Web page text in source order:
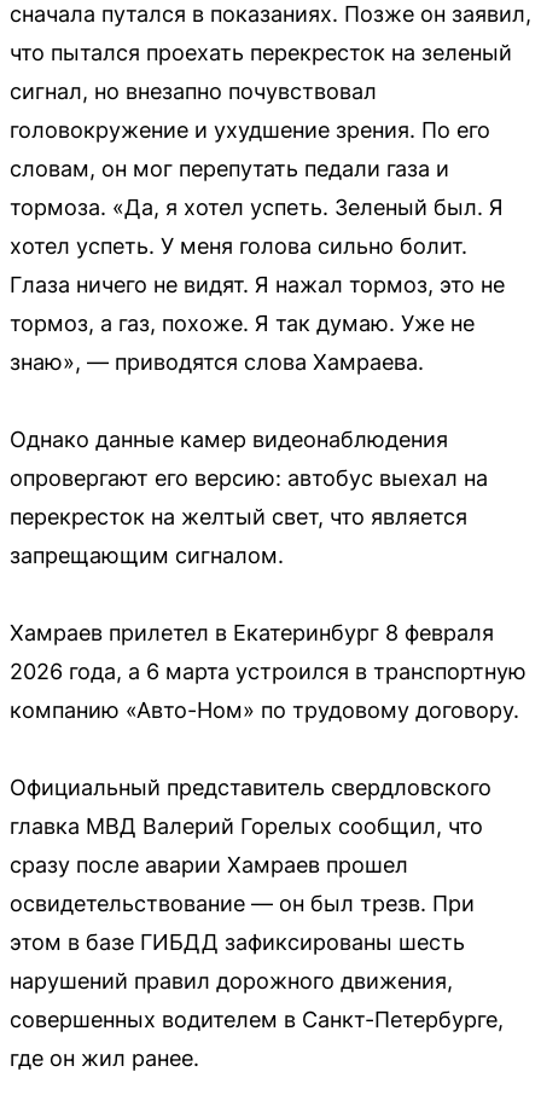
сначала путался в показаниях. Позже он заявил,
что пытался проехать перекресток на зеленый
сигнал, но внезапно почувствовал
головокружение и ухудшение зрения. По его
словам, он мог перепутать педали газа и
тормоза. «Да, я хотел успеть. Зеленый был. Я
хотел успеть. У меня голова сильно болит.
Глаза ничего не видят. Я нажал тормоз, это не
тормоз, а газ, похоже. Я так думаю. Уже не
знаю», — приводятся слова Хамраева.
Однако данные камер видеонаблюдения
опровергают его версию: автобус выехал на
перекресток на желтый свет, что является
запрещающим сигналом.
Хамраев прилетел в Екатеринбург 8 февраля
2026 года, а 6 марта устроился в транспортную
компанию «Авто-Ном» по трудовому договору.
Официальный представитель свердловского
главка МВД Валерий Горелых сообщил, что
сразу после аварии Хамраев прошел
освидетельствование — он был трезв. При
этом в базе ГИБДД зафиксированы шесть
нарушений правил дорожного движения,
совершенных водителем в Санкт-Петербурге,
где он жил ранее.